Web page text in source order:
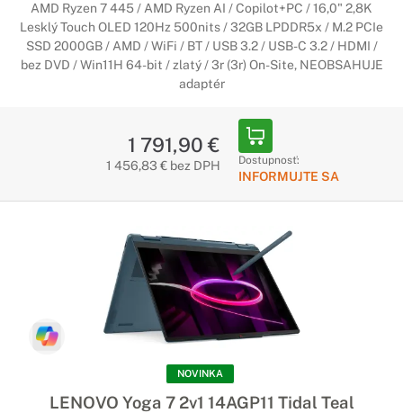
AMD Ryzen 7 445 / AMD Ryzen AI / Copilot+PC / 16,0" 2,8K
Lesklý Touch OLED 120Hz 500nits / 32GB LPDDR5x / M.2 PCIe
SSD 2000GB / AMD / WiFi / BT / USB 3.2 / USB-C 3.2 / HDMI /
bez DVD / Win11H 64-bit / zlatý / 3r (3r) On-Site, NEOBSAHUJE
adaptér
1 791,90 €
1 456,83 € bez DPH Dostupnosť:
INFORMUJTE SA
NOVINKA
LENOVO Yoga 7 2v1 14AGP11 Tidal Teal